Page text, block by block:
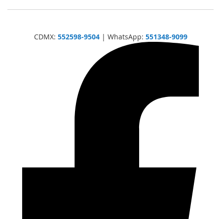
CDMX: 552598-9504| WhatsApp: 551348-9099